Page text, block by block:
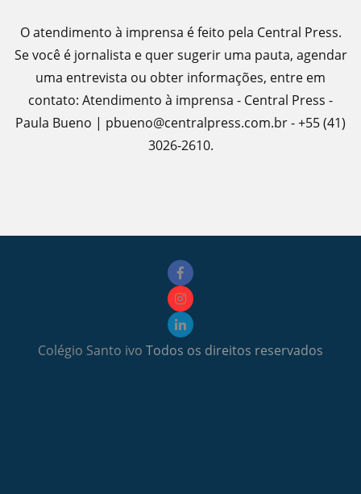
O atendimento à imprensa é feito pela Central Press.
Se você é jornalista e quer sugerir uma pauta, agendar
uma entrevista ou obter informações, entre em
contato: Atendimento à imprensa - Central Press -
Paula Bueno | pbueno@centralpress.com.br - +55 (41)
3026-2610.
Colégio Santo ivo Todos os direitos reservados